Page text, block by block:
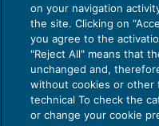
DIRITTO BANCARIO
on your navigation
the site. Clicking on
you agree to the
"Reject All" means that
unchanged and,
without cookies or other
technical To check the
or change your cookie